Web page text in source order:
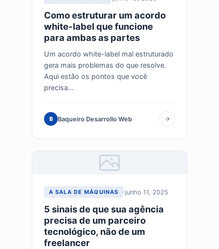
Como estruturar um acordo
white-label que funcione
para ambas as partes
Um acordo white-label mal estruturado
gera mais problemas do que resolve.
Aqui estão os pontos que você
precisa...
B Baqueiro Desarrollo Web
A SALA DE MÁQUINAS junho 11, 2025
5 sinais de que sua agência
precisa de um parceiro
tecnológico, não de um
freelancer